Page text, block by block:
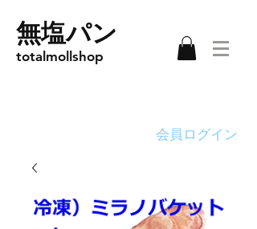
totalmollshop
無塩パン
会員ログイン